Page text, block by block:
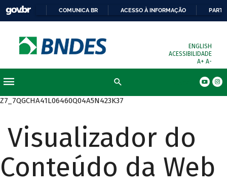
COMUNICA BR ACESSO À INFORMAÇÃO
ENGLISH
ACESSIBILIDADE
A+ A-
Z7_7QGCHA41L06460Q04A5N423K37
Visualizador do
Conteúdo da Web